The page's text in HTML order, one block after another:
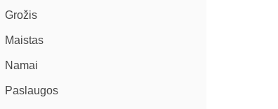
Grožis
Maistas
Namai
Paslaugos